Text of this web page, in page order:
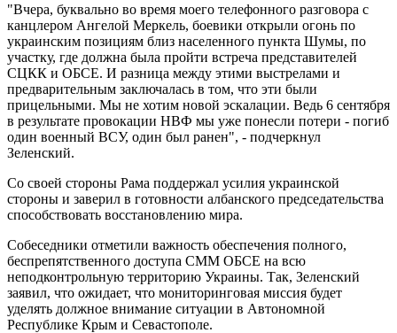
"Вчера, буквально во время моего телефонного разговора с
канцлером Ангелой Меркель, боевики открыли огонь по
украинским позициям близ населенного пункта Шумы, по
участку, где должна была пройти встреча представителей
СЦКК и ОБСЕ. И разница между этими выстрелами и
предварительным заключалась в том, что эти были
прицельными. Мы не хотим новой эскалации. Ведь 6 сентября
в результате провокации НВФ мы уже понесли потери - погиб
один военный ВСУ, один был ранен", - подчеркнул
Зеленский.
Со своей стороны Рама поддержал усилия украинской
стороны и заверил в готовности албанского председательства
способствовать восстановлению мира.
Собеседники отметили важность обеспечения полного,
беспрепятственного доступа СММ ОБСЕ на всю
неподконтрольную территорию Украины. Так, Зеленский
заявил, что ожидает, что мониторинговая миссия будет
уделять должное внимание ситуации в Автономной
Республике Крым и Севастополе.